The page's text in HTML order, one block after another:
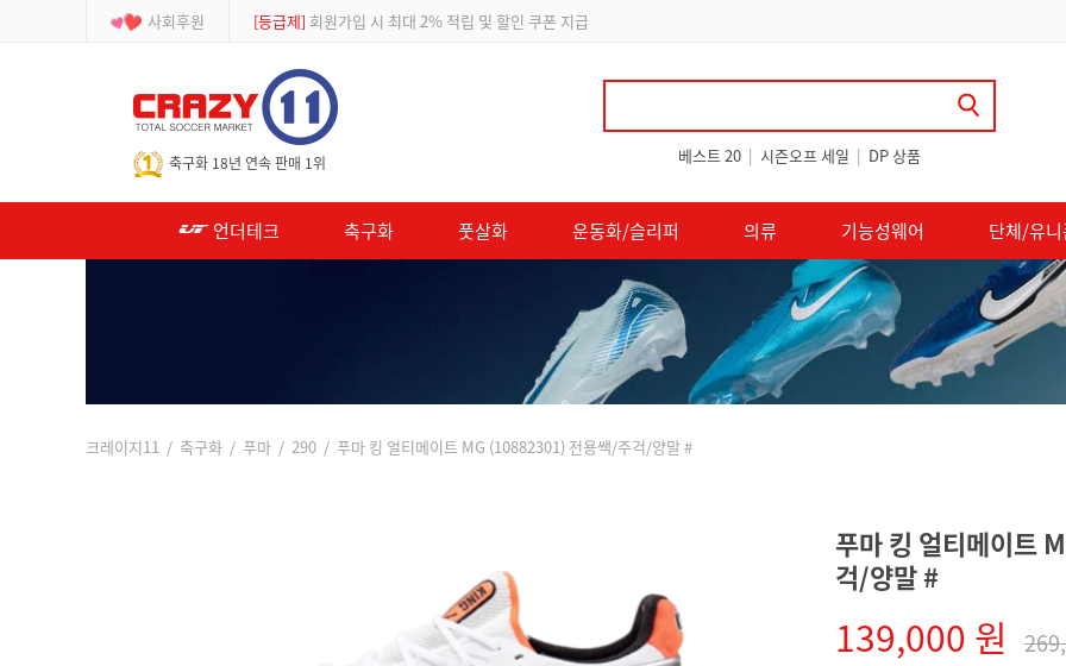
사회후원 [등급제] 회원가입 시 최대 2% 적립 및 할인 쿠폰 지급
축구화 18년 연속 판매 1위 베스트 20 | 시즌오프 세일 | DP 상품
언더테크 축구화 풋살화 운동화/슬리퍼 의류 기능성웨어 단체/유
크레이지11 / 축구화 / 푸마 / 290 / 푸마 킹 얼티메이트 MG (10882301) 전용쌕/주걱/양말 #
푸마 킹 얼티메이트
걱/양말 #
139,000 원